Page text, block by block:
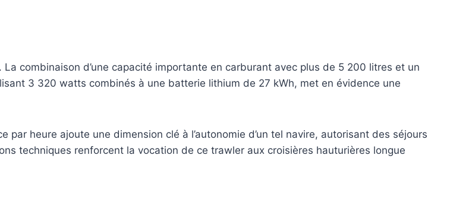
combinaison d’une capacité importante en carburant avec plus de 5 200 litres et un
3 320 watts combinés à une batterie lithium de 27 kWh, met en évidence une
heure ajoute une dimension clé à l’autonomie d’un tel navire, autorisant des séjours
techniques renforcent la vocation de ce trawler aux croisières hauturières longue